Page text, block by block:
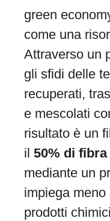
green
come una
Attraverso un
gli sfidi delle
recuperati,
e mescolati
risultato è un
il 50% di
mediante un
impiega meno
prodotti